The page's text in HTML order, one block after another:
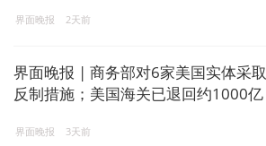
界面晚报 2天前
界面晚报 | 商务部对6家美国实体采取
反制措施；美国海关已退回约1000亿
界面晚报 3天前